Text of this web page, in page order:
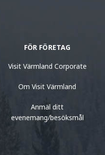
FÖR FÖRETAG
Visit Värmland Corporate
Om Visit Värmland
Anmäl ditt
evenemang/besöksmål